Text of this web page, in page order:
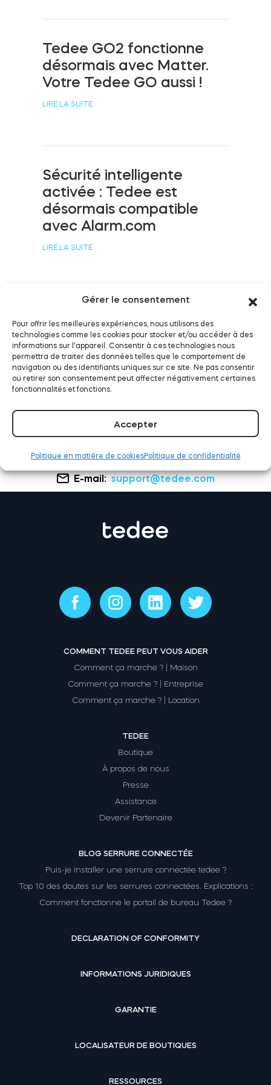
Gérer le consentement
Pour offrir les meilleures expériences, nous utilisons des
technologies comme les cookies pour stocker et/ou accéder à des
informations sur l'appareil. Consentir à ces technologies nous
permettra de traiter des données telles que le comportement de
navigation ou des identifiants uniques sur ce site. Ne pas consentir
ou retirer son consentement peut affecter négativement certaines
fonctionnalités et fonctions.
Accepter
Politique en matière de cookiesPolitique de confidentialité
Cylindres
Adaptateurs
Accès à la maison
Tedee Keypad PRO
Module relais connecté BleBox
Tedee Dry Contact
Acheter
Tedee GO2 fonctionne
désormais avec Matter.
Votre Tedee GO aussi !
LIRE LA SUITE
Sécurité intelligente
activée : Tedee est
désormais compatible
avec Alarm.com
LIRE LA SUITE
Tedee fonctionne
désormais avec Samsung
SmartThings
E-mail:support@tedee.com
COMMENT TEDEE PEUT VOUS AIDER
Comment ça marche ? | Maison
Comment ça marche ? | Entreprise
Comment ça marche ? | Location
TEDEE
Boutique
À propos de nous
Presse
Assistance
Devenir Partenaire
BLOG SERRURE CONNECTÉE
Puis-je installer une serrure connectée tedee ?
Top 10 des doutes sur les serrures connectées. Explications :
Comment fonctionne le portail de bureau Tedee ?
DECLARATION OF CONFORMITY
INFORMATIONS JURIDIQUES
GARANTIE
LOCALISATEUR DE BOUTIQUES
RESSOURCES